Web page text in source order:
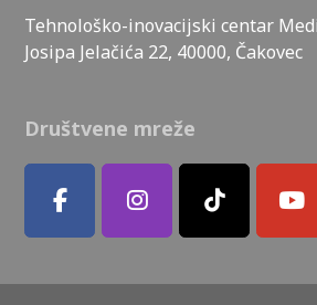
Tehnološko-inovacijski centar
Josipa Jelačića 22, 40000, Čakovec
Društvene mreže